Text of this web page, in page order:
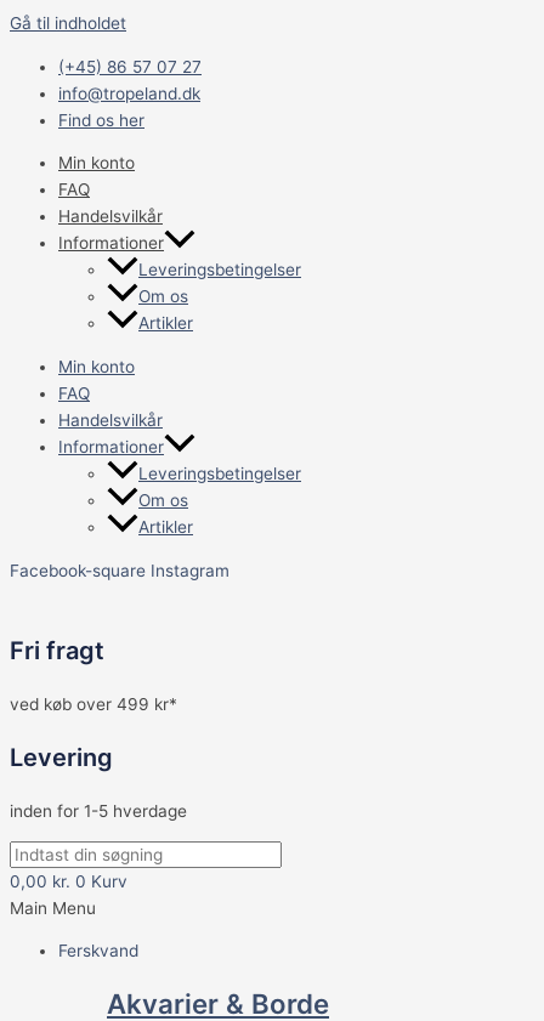
Gå til indholdet
(+45) 86 57 07 27
info@tropeland.dk
Find os her
Min konto
FAQ
Handelsvilkår
Informationer
Leveringsbetingelser
Om os
Artikler
Min konto
FAQ
Handelsvilkår
Informationer
Leveringsbetingelser
Om os
Artikler
Facebook-square Instagram
Fri fragt
ved køb over 499 kr*
Levering
inden for 1-5 hverdage
0,00 kr. 0 Kurv
Main Menu
Ferskvand
Akvarier & Borde